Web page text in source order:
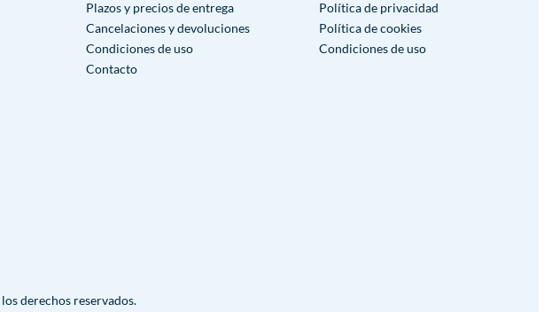
Plazos y precios de entrega
Cancelaciones y devoluciones
Condiciones de uso
Contacto
Política de privacidad
Política de cookies
Condiciones de uso
derechos reservados.